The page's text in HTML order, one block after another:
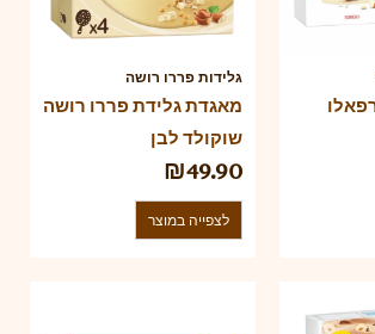
גלידות פררו רושה
מאגדת גלידת פררו רושה
שוקולד לבן
₪49.90
לצפייה במוצר